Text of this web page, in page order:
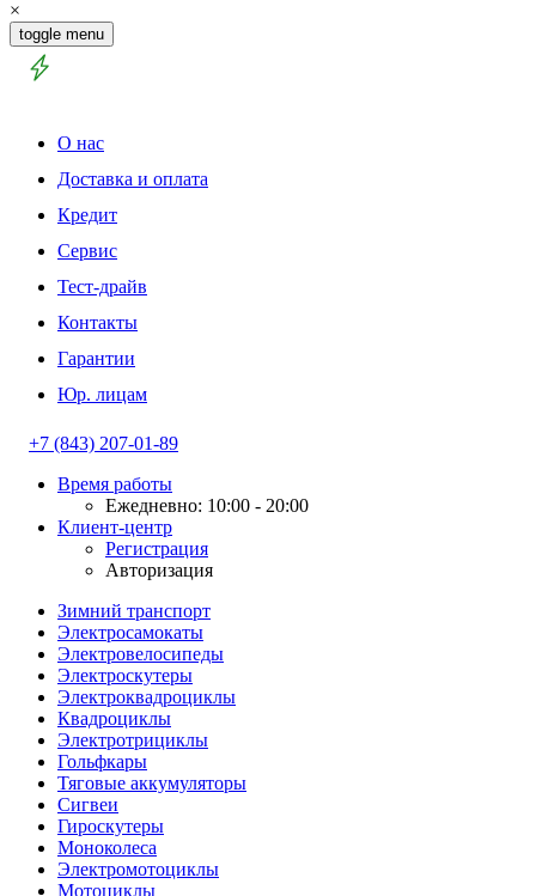
×
toggle menu
О нас
Доставка и оплата
Кредит
Сервис
Тест-драйв
Контакты
Гарантии
Юр. лицам
+7 (843) 207-01-89
Время работы
Ежедневно: 10:00 - 20:00
Клиент-центр
Регистрация
Авторизация
Зимний транспорт
Электросамокаты
Электровелосипеды
Электроскутеры
Электроквадроциклы
Квадроциклы
Электротрициклы
Гольфкары
Тяговые аккумуляторы
Сигвеи
Гироскутеры
Моноколеса
Электромотоциклы
Мотоциклы